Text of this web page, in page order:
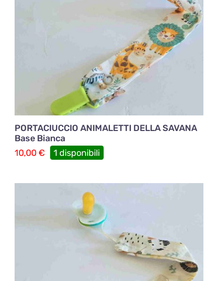
PORTACIUCCIO ANIMALETTI DELLA SAVANA
Base Bianca
10,00€ 1 disponibili